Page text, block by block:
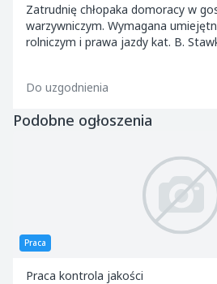
Zatrudnię chłopaka domoracy w
warzywniczym. Wymagana
rolniczym i prawa jazdy kat. B.
Do uzgodnienia
Podobne ogłoszenia
Praca
Praca kontrola jakości